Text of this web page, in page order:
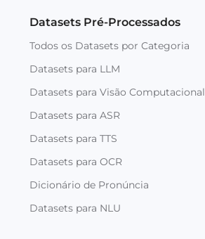
Datasets Pré-Processados
Todos os Datasets por Categoria
Datasets para LLM
Datasets para Visão Computacional
Datasets para ASR
Datasets para TTS
Datasets para OCR
Dicionário de Pronúncia
Datasets para NLU